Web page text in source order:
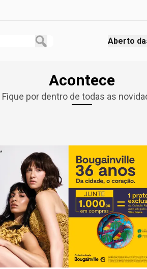
Aberto
Acontece
Fique por dentro de todas as